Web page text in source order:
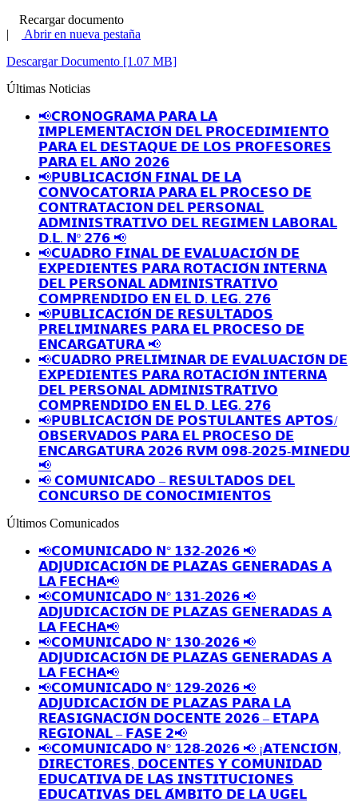
Recargar documento
|
Abrir en nueva pestaña
Descargar Documento [1.07 MB]
Últimas Noticias
📢𝗖𝗥𝗢𝗡𝗢𝗚𝗥𝗔𝗠𝗔 𝗣𝗔𝗥𝗔 𝗟𝗔
𝗜𝗠𝗣𝗟𝗘𝗠𝗘𝗡𝗧𝗔𝗖𝗜𝗢́𝗡 𝗗𝗘𝗟 𝗣𝗥𝗢𝗖𝗘𝗗𝗜𝗠𝗜𝗘𝗡𝗧𝗢
𝗣𝗔𝗥𝗔 𝗘𝗟 𝗗𝗘𝗦𝗧𝗔𝗤𝗨𝗘 𝗗𝗘 𝗟𝗢𝗦 𝗣𝗥𝗢𝗙𝗘𝗦𝗢𝗥𝗘𝗦
𝗣𝗔𝗥𝗔 𝗘𝗟 𝗔𝗡̃𝗢 𝟮𝟬𝟮𝟲
📢𝗣𝗨𝗕𝗟𝗜𝗖𝗔𝗖𝗜𝗢́𝗡 𝗙𝗜𝗡𝗔𝗟 𝗗𝗘 𝗟𝗔
𝗖𝗢𝗡𝗩𝗢𝗖𝗔𝗧𝗢𝗥𝗜𝗔 𝗣𝗔𝗥𝗔 𝗘𝗟 𝗣𝗥𝗢𝗖𝗘𝗦𝗢 𝗗𝗘
𝗖𝗢𝗡𝗧𝗥𝗔𝗧𝗔𝗖𝗜𝗢𝗡 𝗗𝗘𝗟 𝗣𝗘𝗥𝗦𝗢𝗡𝗔𝗟
𝗔𝗗𝗠𝗜𝗡𝗜𝗦𝗧𝗥𝗔𝗧𝗜𝗩𝗢 𝗗𝗘𝗟 𝗥𝗘𝗚𝗜𝗠𝗘𝗡 𝗟𝗔𝗕𝗢𝗥𝗔𝗟
𝗗.𝗟. 𝗡º 𝟮𝟳𝟲 📢
📢𝗖𝗨𝗔𝗗𝗥𝗢 𝗙𝗜𝗡𝗔𝗟 𝗗𝗘 𝗘𝗩𝗔𝗟𝗨𝗔𝗖𝗜𝗢́𝗡 𝗗𝗘
𝗘𝗫𝗣𝗘𝗗𝗜𝗘𝗡𝗧𝗘𝗦 𝗣𝗔𝗥𝗔 𝗥𝗢𝗧𝗔𝗖𝗜𝗢́𝗡 𝗜𝗡𝗧𝗘𝗥𝗡𝗔
𝗗𝗘𝗟 𝗣𝗘𝗥𝗦𝗢𝗡𝗔𝗟 𝗔𝗗𝗠𝗜𝗡𝗜𝗦𝗧𝗥𝗔𝗧𝗜𝗩𝗢
𝗖𝗢𝗠𝗣𝗥𝗘𝗡𝗗𝗜𝗗𝗢 𝗘𝗡 𝗘𝗟 𝗗. 𝗟𝗘𝗚. 𝟮𝟳𝟲
📢𝗣𝗨𝗕𝗟𝗜𝗖𝗔𝗖𝗜𝗢́𝗡 𝗗𝗘 𝗥𝗘𝗦𝗨𝗟𝗧𝗔𝗗𝗢𝗦
𝗣𝗥𝗘𝗟𝗜𝗠𝗜𝗡𝗔𝗥𝗘𝗦 𝗣𝗔𝗥𝗔 𝗘𝗟 𝗣𝗥𝗢𝗖𝗘𝗦𝗢 𝗗𝗘
𝗘𝗡𝗖𝗔𝗥𝗚𝗔𝗧𝗨𝗥𝗔 📢
📢𝗖𝗨𝗔𝗗𝗥𝗢 𝗣𝗥𝗘𝗟𝗜𝗠𝗜𝗡𝗔𝗥 𝗗𝗘 𝗘𝗩𝗔𝗟𝗨𝗔𝗖𝗜𝗢́𝗡 𝗗𝗘
𝗘𝗫𝗣𝗘𝗗𝗜𝗘𝗡𝗧𝗘𝗦 𝗣𝗔𝗥𝗔 𝗥𝗢𝗧𝗔𝗖𝗜𝗢́𝗡 𝗜𝗡𝗧𝗘𝗥𝗡𝗔
𝗗𝗘𝗟 𝗣𝗘𝗥𝗦𝗢𝗡𝗔𝗟 𝗔𝗗𝗠𝗜𝗡𝗜𝗦𝗧𝗥𝗔𝗧𝗜𝗩𝗢
𝗖𝗢𝗠𝗣𝗥𝗘𝗡𝗗𝗜𝗗𝗢 𝗘𝗡 𝗘𝗟 𝗗. 𝗟𝗘𝗚. 𝟮𝟳𝟲
📢𝗣𝗨𝗕𝗟𝗜𝗖𝗔𝗖𝗜𝗢́𝗡 𝗗𝗘 𝗣𝗢𝗦𝗧𝗨𝗟𝗔𝗡𝗧𝗘𝗦 𝗔𝗣𝗧𝗢𝗦/
𝗢𝗕𝗦𝗘𝗥𝗩𝗔𝗗𝗢𝗦 𝗣𝗔𝗥𝗔 𝗘𝗟 𝗣𝗥𝗢𝗖𝗘𝗦𝗢 𝗗𝗘
𝗘𝗡𝗖𝗔𝗥𝗚𝗔𝗧𝗨𝗥𝗔 𝟮𝟬𝟮𝟲 𝗥𝗩𝗠 𝟬𝟵𝟴-𝟮𝟬𝟮𝟱-𝗠𝗜𝗡𝗘𝗗𝗨
📢
📢 𝗖𝗢𝗠𝗨𝗡𝗜𝗖𝗔𝗗𝗢 – 𝗥𝗘𝗦𝗨𝗟𝗧𝗔𝗗𝗢𝗦 𝗗𝗘𝗟
𝗖𝗢𝗡𝗖𝗨𝗥𝗦𝗢 𝗗𝗘 𝗖𝗢𝗡𝗢𝗖𝗜𝗠𝗜𝗘𝗡𝗧𝗢𝗦
Últimos Comunicados
📢𝗖𝗢𝗠𝗨𝗡𝗜𝗖𝗔𝗗𝗢 𝗡° 𝟭𝟯𝟮-𝟮𝟬𝟮𝟲 📢
𝗔𝗗𝗝𝗨𝗗𝗜𝗖𝗔𝗖𝗜𝗢́𝗡 𝗗𝗘 𝗣𝗟𝗔𝗭𝗔𝗦 𝗚𝗘𝗡𝗘𝗥𝗔𝗗𝗔𝗦 𝗔
𝗟𝗔 𝗙𝗘𝗖𝗛𝗔📢
📢𝗖𝗢𝗠𝗨𝗡𝗜𝗖𝗔𝗗𝗢 𝗡° 𝟭𝟯𝟭-𝟮𝟬𝟮𝟲 📢
𝗔𝗗𝗝𝗨𝗗𝗜𝗖𝗔𝗖𝗜𝗢́𝗡 𝗗𝗘 𝗣𝗟𝗔𝗭𝗔𝗦 𝗚𝗘𝗡𝗘𝗥𝗔𝗗𝗔𝗦 𝗔
𝗟𝗔 𝗙𝗘𝗖𝗛𝗔📢
📢𝗖𝗢𝗠𝗨𝗡𝗜𝗖𝗔𝗗𝗢 𝗡° 𝟭𝟯𝟬-𝟮𝟬𝟮𝟲 📢
𝗔𝗗𝗝𝗨𝗗𝗜𝗖𝗔𝗖𝗜𝗢́𝗡 𝗗𝗘 𝗣𝗟𝗔𝗭𝗔𝗦 𝗚𝗘𝗡𝗘𝗥𝗔𝗗𝗔𝗦 𝗔
𝗟𝗔 𝗙𝗘𝗖𝗛𝗔📢
📢𝗖𝗢𝗠𝗨𝗡𝗜𝗖𝗔𝗗𝗢 𝗡° 𝟭𝟮𝟵-𝟮𝟬𝟮𝟲 📢
𝗔𝗗𝗝𝗨𝗗𝗜𝗖𝗔𝗖𝗜𝗢́𝗡 𝗗𝗘 𝗣𝗟𝗔𝗭𝗔𝗦 𝗣𝗔𝗥𝗔 𝗟𝗔
𝗥𝗘𝗔𝗦𝗜𝗚𝗡𝗔𝗖𝗜𝗢́𝗡 𝗗𝗢𝗖𝗘𝗡𝗧𝗘 𝟮𝟬𝟮𝟲 – 𝗘𝗧𝗔𝗣𝗔
𝗥𝗘𝗚𝗜𝗢𝗡𝗔𝗟 – 𝗙𝗔𝗦𝗘 𝟮📢
📢𝗖𝗢𝗠𝗨𝗡𝗜𝗖𝗔𝗗𝗢 𝗡° 𝟭𝟮𝟴-𝟮𝟬𝟮𝟲 📢 ¡𝗔𝗧𝗘𝗡𝗖𝗜𝗢́𝗡,
𝗗𝗜𝗥𝗘𝗖𝗧𝗢𝗥𝗘𝗦, 𝗗𝗢𝗖𝗘𝗡𝗧𝗘𝗦 𝗬 𝗖𝗢𝗠𝗨𝗡𝗜𝗗𝗔𝗗
𝗘𝗗𝗨𝗖𝗔𝗧𝗜𝗩𝗔 𝗗𝗘 𝗟𝗔𝗦 𝗜𝗡𝗦𝗧𝗜𝗧𝗨𝗖𝗜𝗢𝗡𝗘𝗦
𝗘𝗗𝗨𝗖𝗔𝗧𝗜𝗩𝗔𝗦 𝗗𝗘𝗟 𝗔́𝗠𝗕𝗜𝗧𝗢 𝗗𝗘 𝗟𝗔 𝗨𝗚𝗘𝗟